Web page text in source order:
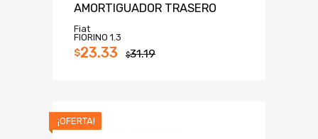
AMORTIGUADOR TRASERO
Fiat
FIORINO 1.3
$31.19
$23.33
¡OFERTA!